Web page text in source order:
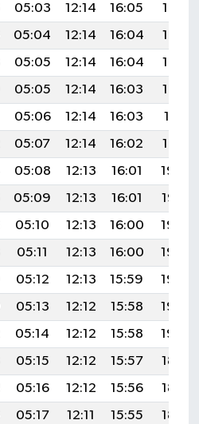
05:03 12:14 16:05
19:16
05:04 12:14 16:04
19:15
05:05 12:14 16:04
19:14
05:05 12:14 16:03
19:13
05:06 12:14 16:03
19:11
05:07 12:14 16:02
19:10
05:08 12:13 16:01
19:09
05:09 12:13 16:01
19:07
05:10 12:13 16:00
19:06
05:11 12:13 16:00
19:05
05:12 12:13 15:59
19:03
05:13 12:12 15:58
19:02
05:14 12:12 15:58
19:00
05:15 12:12 15:57
18:59
05:16 12:12 15:56
18:57
05:17 12:11 15:55
18:56